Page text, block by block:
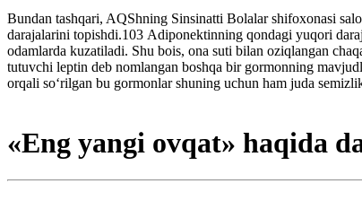
Bundan tashqari, AQShning Sinsinatti Bolalar shifoxonasi
darajalarini topishdi.103 Adiponektinning qondagi yuqori
odamlarda kuzatiladi. Shu bois, ona suti bilan oziqlangan
tutuvchi leptin deb nomlangan boshqa bir gormonning
orqali so‘rilgan bu gormonlar shuning uchun ham juda
«Eng yangi ovqat» haqida